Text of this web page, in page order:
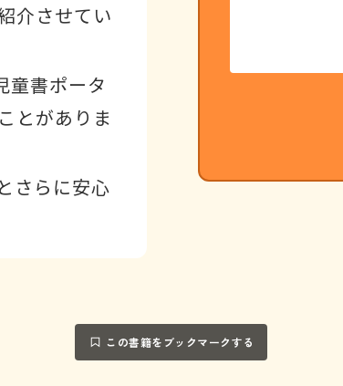
介させてい
童書ポータ
とがありま
さらに安心
この書籍をブックマークする